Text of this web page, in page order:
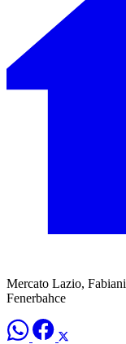
Mercato Lazio,
Fenerbahce